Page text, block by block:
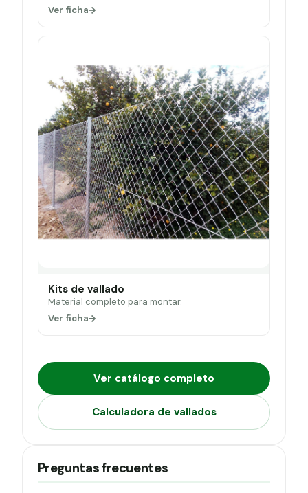
Ver ficha
Kits de vallado
Material completo para montar.
Ver ficha
Ver catálogo completo
Calculadora de vallados
Preguntas frecuentes